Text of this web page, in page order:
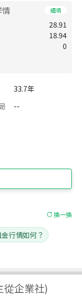
情 細項
28.91
18.94
0
33.7年
--
從企業社)
換一換
行情如何？